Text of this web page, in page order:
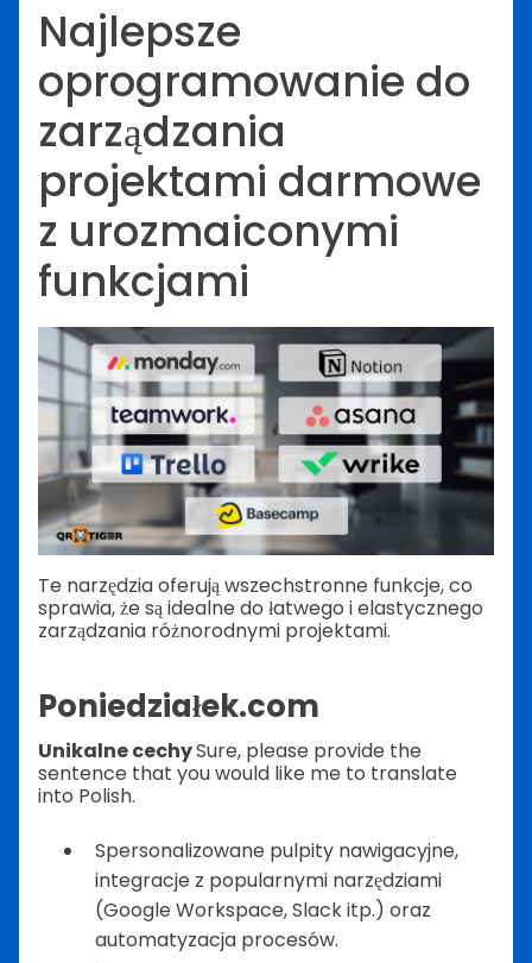
Najlepsze
oprogramowanie do
zarządzania
projektami darmowe
z urozmaiconymi
funkcjami
Te narzędzia oferują wszechstronne funkcje, co
sprawia, że są idealne do łatwego i elastycznego
zarządzania różnorodnymi projektami.
Poniedziałek.com
Unikalne cechySure, please provide the
sentence that you would like me to translate
into Polish.
Spersonalizowane pulpity nawigacyjne,
integracje z popularnymi narzędziami
(Google Workspace, Slack itp.) oraz
automatyzacja procesów.